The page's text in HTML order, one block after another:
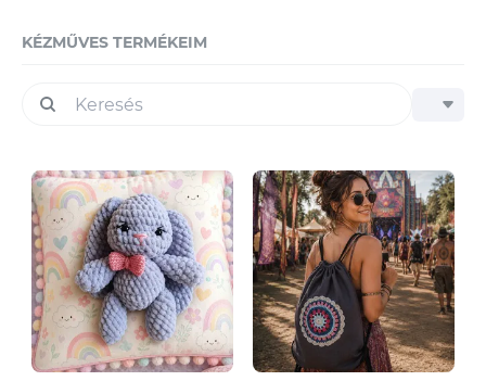
KÉZMŰVES TERMÉKEIM